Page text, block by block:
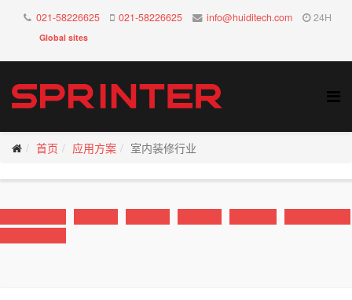
021-58226625 021-58226625 info@huiditech.com 24H
Global sites
首页 应用方案 室内装修行业